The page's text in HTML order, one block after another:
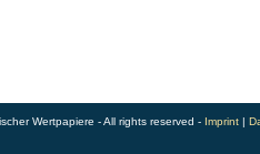
Wertpapiere - All rights reserved - Imprint |